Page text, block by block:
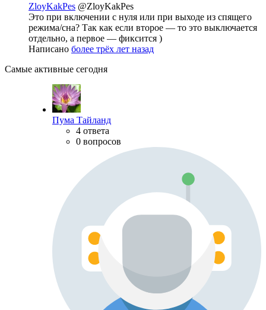
ZloyKakPes @ZloyKakPes
Это при включении с нуля или при выходе из спящего
режима/сна? Так как если второе — то это выключается
отдельно, а первое — фиксится )
Написано более трёх лет назад
Самые активные сегодня
Пума Тайланд
4 ответа
0 вопросов